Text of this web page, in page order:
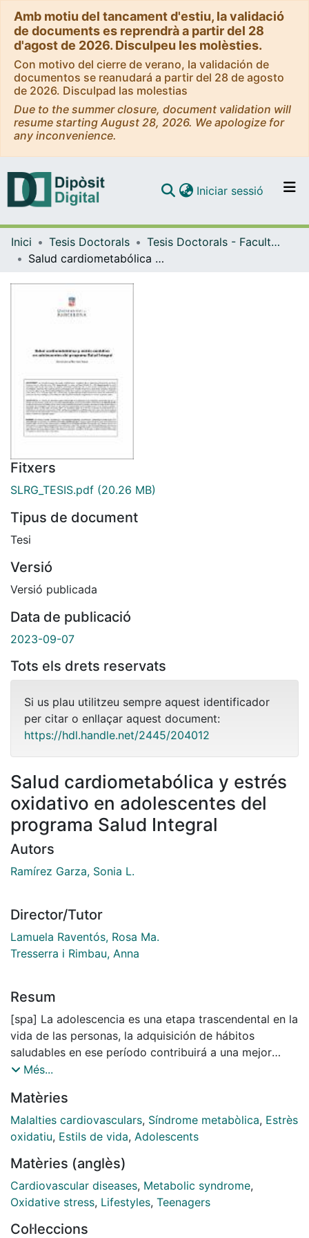
Amb motiu del tancament d'estiu, la validació
de documents es reprendrà a partir del 28
d'agost de 2026. Disculpeu les molèsties.
Con motivo del cierre de verano, la validación de
documentos se reanudará a partir del 28 de agosto
de 2026. Disculpad las molestias
Due to the summer closure, document validation will
resume starting August 28, 2026. We apologize for
any inconvenience.
Navega per tot el DD
Iniciar sessió (current)
Inici Tesis Doctorals
Tesis Doctorals - Facultat - Farmàcia i Ciències de l'Alimentació
Salud cardiometabólica y estrés oxidativo en adolescentes del programa Salud Integral
Fitxers
SLRG_TESIS.pdf (20.26 MB)
Tipus de document
Tesi
Versió
Versió publicada
Data de publicació
2023-09-07
Tots els drets reservats
Si us plau utilitzeu sempre aquest identificador
per citar o enllaçar aquest document:
https://hdl.handle.net/2445/204012
Salud cardiometabólica y estrés
oxidativo en adolescentes del
programa Salud Integral
Autors
Ramírez Garza, Sonia L.
Director/Tutor
Lamuela Raventós, Rosa Ma.
Tresserra i Rimbau, Anna
Resum
[spa] La adolescencia es una etapa trascendental en la
vida de las personas, la adquisición de hábitos
saludables en ese período contribuirá a una mejor
calidad de vida. La salud cardiometabólica y su
presente en el campo científico; en una etapa
potencialmente moldeable como la adolescencia, es
importante comprender mejor esta relación.
secundaria, permiten fomentar la salud a la vez que se
estudia la población para entender mejor esta etapa
de vida. Las enfermedades cardiometabólicas
cual es principalmente desencadenado por la
Més...
Matèries
Malalties cardiovasculars, Síndrome metabòlica, Estrès
oxidatiu, Estils de vida, Adolescents
Matèries (anglès)
Cardiovascular diseases, Metabolic syndrome,
Oxidative stress, Lifestyles, Teenagers
Col·leccions